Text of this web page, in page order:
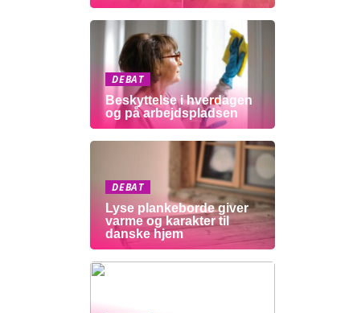
DEBAT
Beskyttelse i hverdagen
og på arbejdspladsen
DEBAT
Lyse plankeborde giver
varme og karakter til
danske hjem